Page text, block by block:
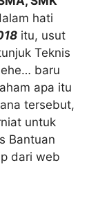
hati
itu, usut
Teknis
baru
apa itu
tersebut,
untuk
Bantuan
dari web